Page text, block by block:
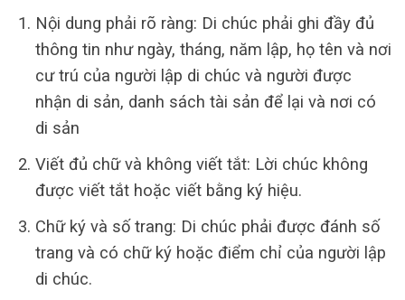
Nội dung phải rõ ràng: Di chúc phải ghi đầy đủ
thông tin như ngày, tháng, năm lập, họ tên và nơi
cư trú của người lập di chúc và người được
nhận di sản, danh sách tài sản để lại và nơi có
di sản
Viết đủ chữ và không viết tắt: Lời chúc không
được viết tắt hoặc viết bằng ký hiệu.
Chữ ký và số trang: Di chúc phải được đánh số
trang và có chữ ký hoặc điểm chỉ của người lập
di chúc.